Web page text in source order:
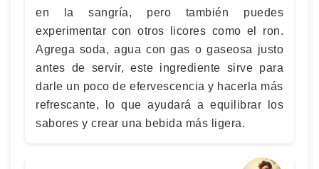
en la sangría, pero también puedes
experimentar con otros licores como el ron.
Agrega soda, agua con gas o gaseosa justo
antes de servir, este ingrediente sirve para
darle un poco de efervescencia y hacerla más
refrescante, lo que ayudará a equilibrar los
sabores y crear una bebida más ligera.